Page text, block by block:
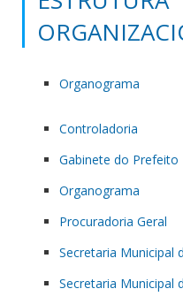
Organograma
Controladoria
Gabinete do Prefeito
Organograma
Procuradoria Geral
Secretaria Municipal
Secretaria Municipal